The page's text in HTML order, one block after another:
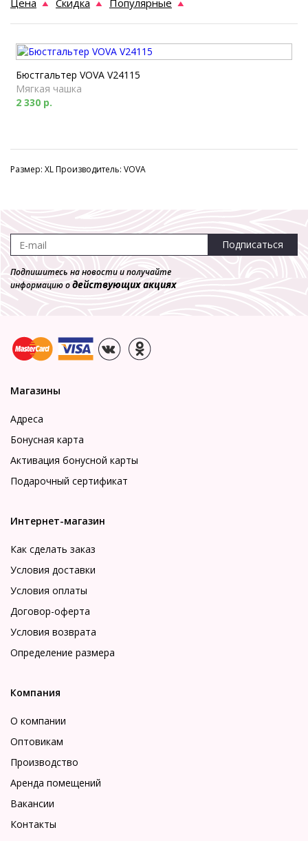
Цена Скидка Популярные
Бюстгальтер VOVA V24115
Мягкая чашка
2 330 р.
Размер: XL Производитель: VOVA
Подписаться
Подпишитесь на новости и получайте
информацию одействующих акциях
Магазины
Адреса
Бонусная карта
Активация бонусной карты
Подарочный сертификат
Интернет-магазин
Как сделать заказ
Условия доставки
Условия оплаты
Договор-оферта
Условия возврата
Определение размера
Компания
О компании
Оптовикам
Производство
Аренда помещений
Вакансии
Контакты